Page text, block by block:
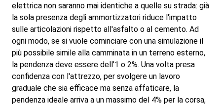
elettrica non saranno mai identiche a quelle su strada: già
la sola presenza degli ammortizzatori riduce l'impatto
sulle articolazioni rispetto all'asfalto o al cemento. Ad
ogni modo, se si vuole cominciare con una simulazione il
più possibile simile alla camminata in un terreno esterno,
la pendenza deve essere dell'1 o 2%. Una volta presa
confidenza con l'attrezzo, per svolgere un lavoro
graduale che sia efficace ma senza affaticare, la
pendenza ideale arriva a un massimo del 4% per la corsa,